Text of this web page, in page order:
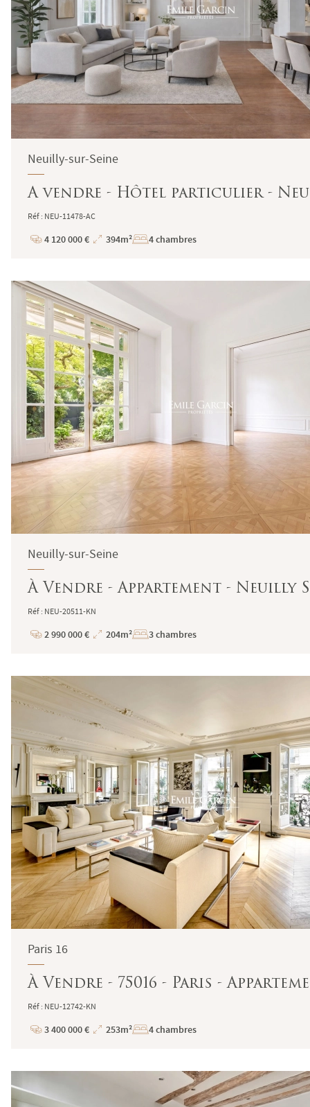
Neuilly-sur-Seine
A vendre - Hôtel particulier -
Réf : NEU-11478-AC
Prix
4 120 000 €
Superficie
394m² 4 chambres
Neuilly-sur-Seine
À Vendre - Appartement - Neuilly
Réf : NEU-20511-KN
Prix
2 990 000 €
Superficie
204m² 3 chambres
Paris 16
À Vendre - 75016 - Paris -
Réf : NEU-12742-KN
Prix
3 400 000 €
Superficie
253m² 4 chambres